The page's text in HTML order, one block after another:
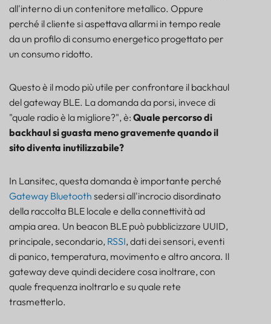
Innanzitutto, cosa fa esattamente il gateway BLE?
Modalità di guasto 1: il budget di potenza è stato
calcolato per la radio, non per il lavoro
LoRaWAN: efficace quando i report sono piccoli e
NB-IoT/LTE-M: bassa potenza, ma il
comportamento dell'operatore è importante
Cat-1: non è LPWAN, ma a volte è operativamente
Regola di campo
Modalità di errore 2: la copertura è stata trattata
come una mappa, non come un comportamento del
sito.
La copertura LoRaWAN è controllabile, ma è
necessario pianificarla
all'interno di un contenitore metallico. Oppure
perché il cliente si aspettava allarmi in tempo reale
da un profilo di consumo energetico progettato per
un consumo ridotto.
Questo è il modo più utile per confrontare il backhaul
del gateway BLE. La domanda da porsi, invece di
"quale radio è la migliore?", è: Quale percorso di
backhaul si guasta meno gravemente quando il
sito diventa inutilizzabile?
In Lansitec, questa domanda è importante perché
Gateway Bluetooth sedersi all'incrocio disordinato
della raccolta BLE locale e della connettività ad
ampia area. Un beacon BLE può pubblicizzare UUID,
principale, secondario, RSSI, dati dei sensori, eventi
di panico, temperatura, movimento e altro ancora. Il
gateway deve quindi decidere cosa inoltrare, con
quale frequenza inoltrarlo e su quale rete
trasmetterlo.